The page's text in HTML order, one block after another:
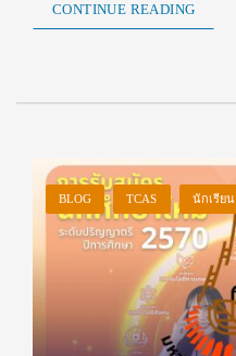
CONTINUE READING
BLOG TCAS นักเรียน